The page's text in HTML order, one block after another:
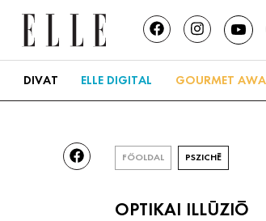
DIVAT ELLE DIGITAL GOURMET
FŐOLDAL PSZICHÉ
OPTIKAI ILLÚZIÓ